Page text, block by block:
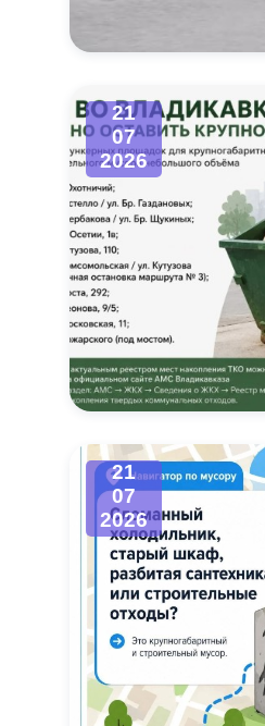
21
07
2026
21
07
2026